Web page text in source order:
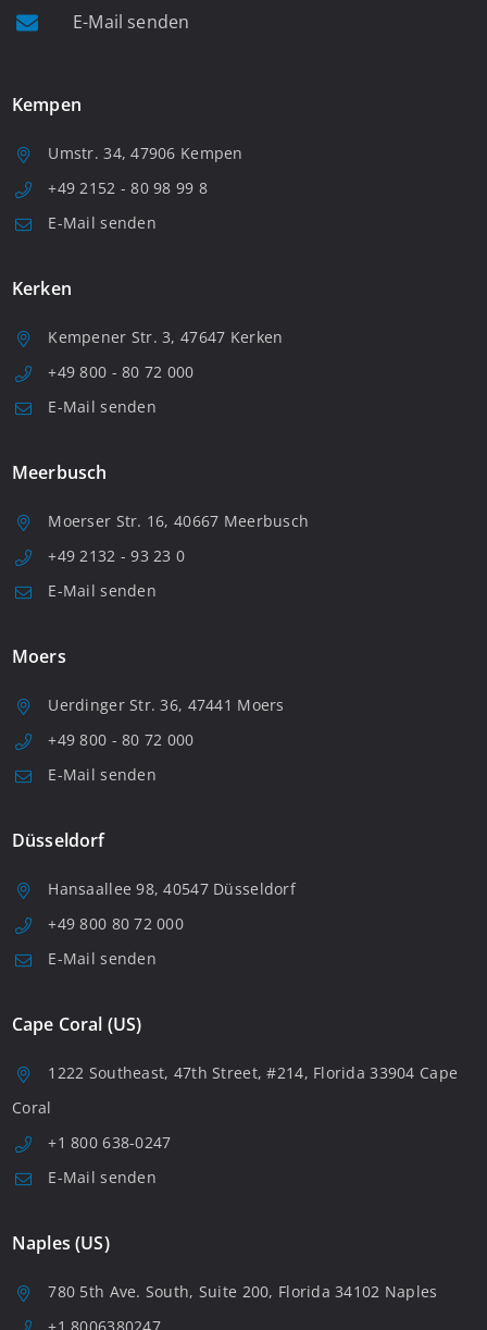
E-Mail senden
Kempen
Umstr. 34, 47906 Kempen
+49 2152 - 80 98 99 8
E-Mail senden
Kerken
Kempener Str. 3, 47647 Kerken
+49 800 - 80 72 000
E-Mail senden
Meerbusch
Moerser Str. 16, 40667 Meerbusch
+49 2132 - 93 23 0
E-Mail senden
Moers
Uerdinger Str. 36, 47441 Moers
+49 800 - 80 72 000
E-Mail senden
Düsseldorf
Hansaallee 98, 40547 Düsseldorf
+49 800 80 72 000
E-Mail senden
Cape Coral (US)
1222 Southeast, 47th Street, #214, Florida 33904 Cape
Coral
+1 800 638-0247
E-Mail senden
Naples (US)
780 5th Ave. South, Suite 200, Florida 34102 Naples
+1 8006380247